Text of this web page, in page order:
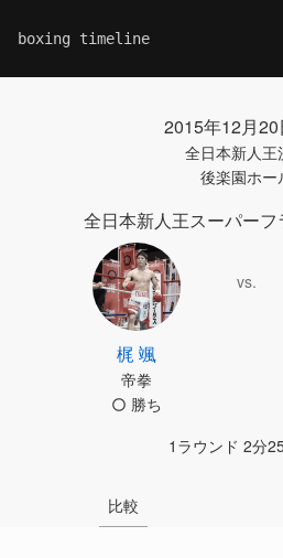
boxing timeline
2015年12月20
全日本新人王
後楽園ホー
全日本新人王スーパー
梶 颯
帝拳
勝ち
vs.
1ラウンド 2分
比較